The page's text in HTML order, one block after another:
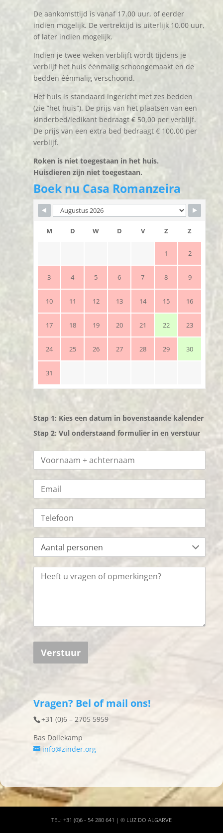
De aankomsttijd is vanaf 17.00 uur, of eerder
indien mogelijk. De vertrektijd is uiterlijk 10.00 uur,
of later indien mogelijk.
Indien je twee weken verblijft wordt tijdens je
verblijf het huis éénmalig schoongemaakt en de
bedden éénmalig verschoond.
Het huis is standaard ingericht met zes bedden
(zie ”het huis”). De prijs van het plaatsen van een
kinderbed/ledikant bedraagt € 50,00 per verblijf.
De prijs van een extra bed bedraagt € 100,00 per
verblijf.
Roken is niet toegestaan in het huis.
Huisdieren zijn niet toegestaan.
Boek nu Casa Romanzeira
M D W D V Z Z
1 2
3 4 5 6 7 8 9
10 11 12 13 14 15 16
17 18 19 20 21 22 23
24 25 26 27 28 29 30
31
Stap 1: Kies een datum in bovenstaande kalender
Stap 2: Vul onderstaand formulier in en verstuur
Verstuur
Vragen? Bel of mail ons!
+31 (0)6 – 2705 5959
Bas Dollekamp
info@zinder.org
TEL: +31 (0)6 - 54 280 641 | © LUZ DO ALGARVE